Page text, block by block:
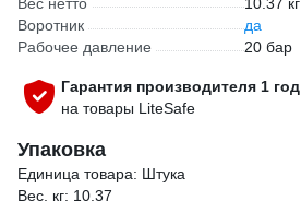
Воротник
да
Рабочее давление
20 бар
Гарантия производителя 1 год
на товары LiteSafe
Упаковка
Единица товара: Штука
Вес, кг: 10.37